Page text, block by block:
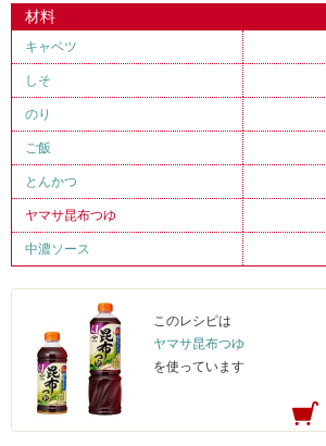
材料
キャベツ
しそ
のり
ご飯
とんかつ
ヤマサ昆布つゆ
中濃ソース
このレシピは
ヤマサ昆布つゆ
を使っています